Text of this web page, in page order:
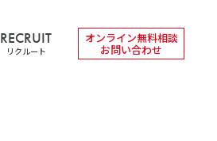
RECRUIT
リクルート
オンライン無料相談
お問い合わせ